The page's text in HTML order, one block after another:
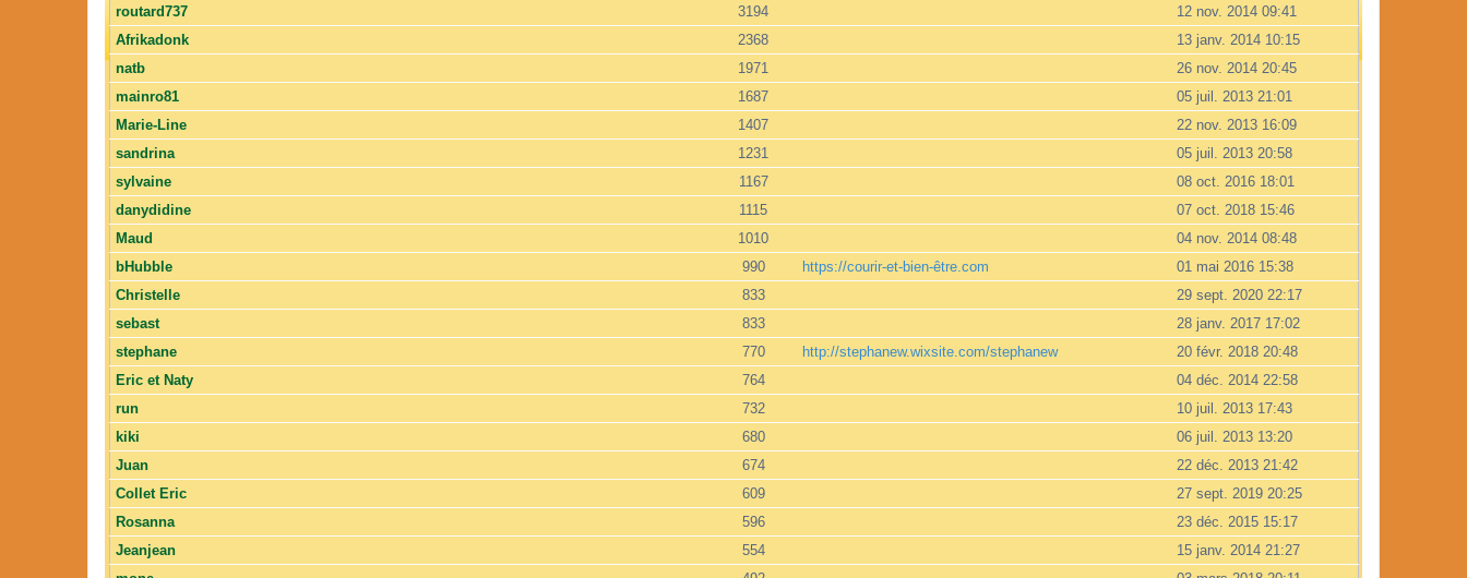
routard737
3194
12 nov. 2014 09:41
Afrikadonk
2368
13 janv. 2014 10:15
natb
1971
26 nov. 2014 20:45
mainro81
1687
05 juil. 2013 21:01
Marie-Line
1407
22 nov. 2013 16:09
sandrina
1231
05 juil. 2013 20:58
sylvaine
1167
08 oct. 2016 18:01
danydidine
1115
07 oct. 2018 15:46
Maud
1010
04 nov. 2014 08:48
bHubble
990 https://courir-et-bien-être.com
01 mai 2016 15:38
Christelle
833
29 sept. 2020 22:17
sebast
833
28 janv. 2017 17:02
stephane
770 http://stephanew.wixsite.com/stephanew
20 févr. 2018 20:48
Eric et Naty
764
04 déc. 2014 22:58
run
732
10 juil. 2013 17:43
kiki
680
06 juil. 2013 13:20
Juan
674
22 déc. 2013 21:42
Collet Eric
609
27 sept. 2019 20:25
Rosanna
596
23 déc. 2015 15:17
Jeanjean
554
15 janv. 2014 21:27